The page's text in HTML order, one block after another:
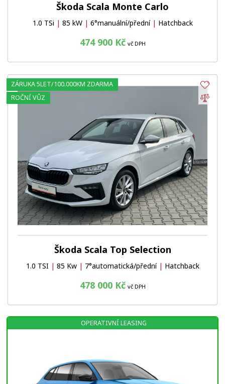
Škoda Scala Monte Carlo
1.0 TSi | 85 kW | 6°manuální/přední | Hatchback
474 900 Kč vč DPH
Škoda Scala Top Selection
1.0 TSI | 85 Kw | 7°automatická/přední | Hatchback
478 000 Kč vč DPH
ZÁRUKA 5LET/100.000KM ZDARMA
ROČNÍ VŮZ
OPERATIVNÍ LEASING